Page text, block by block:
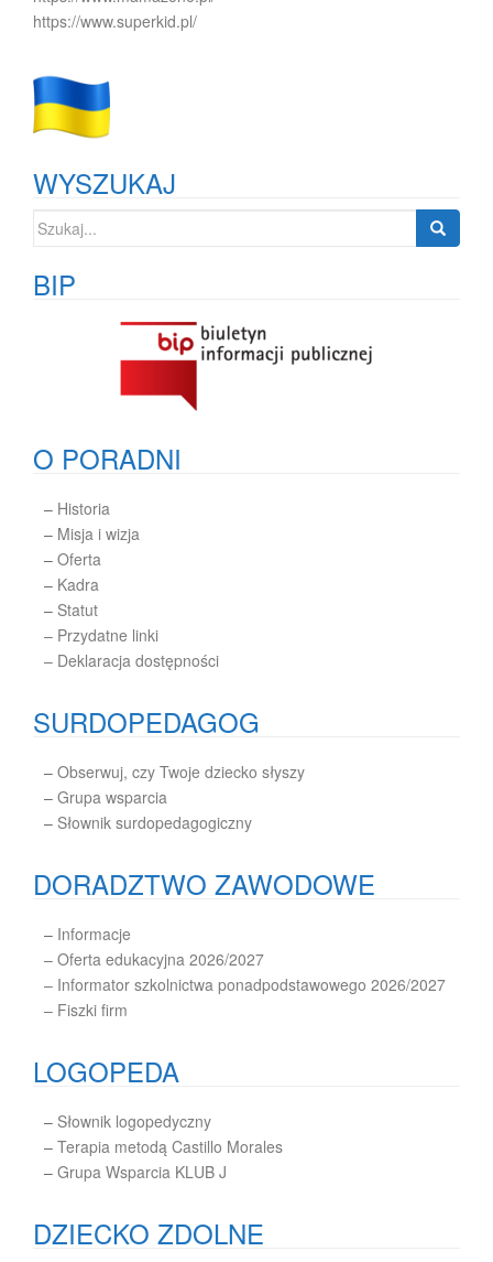
https://www.superkid.pl/
WYSZUKAJ
Szukaj:
BIP
O PORADNI
– Historia
– Misja i wizja
– Oferta
– Kadra
– Statut
– Przydatne linki
– Deklaracja dostępności
SURDOPEDAGOG
– Obserwuj, czy Twoje dziecko słyszy
– Grupa wsparcia
– Słownik surdopedagogiczny
DORADZTWO ZAWODOWE
– Informacje
– Oferta edukacyjna 2026/2027
– Informator szkolnictwa ponadpodstawowego 2026/2027
– Fiszki firm
LOGOPEDA
– Słownik logopedyczny
– Terapia metodą Castillo Morales
– Grupa Wsparcia KLUB J
DZIECKO ZDOLNE